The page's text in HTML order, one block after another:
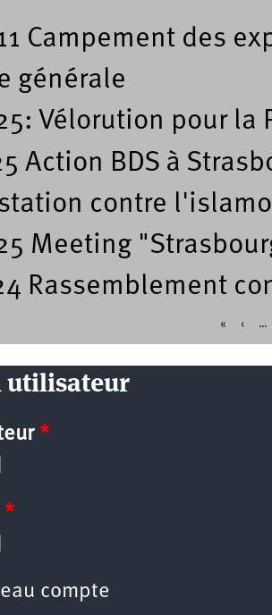
Campement des
générale
Vélorution pour la
Action BDS à
contre
Meeting
Rassemblement
« ‹ …
utilisateur
*
*
compte